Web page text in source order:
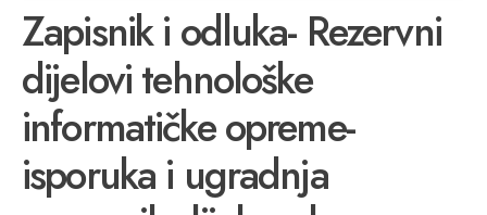
Zapisnik i odluka- Rezervni
dijelovi tehnološke
informatičke opreme-
isporuka i ugradnja